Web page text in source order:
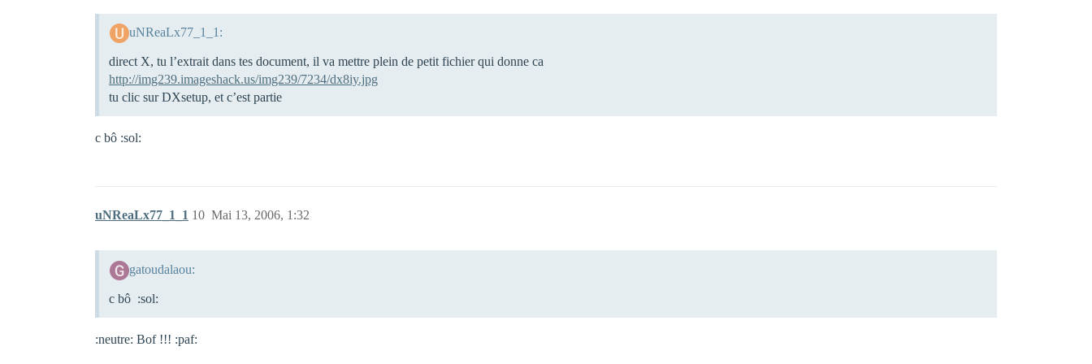
uNReaLx77_1_1:
direct X, tu l’extrait dans tes document, il va mettre plein de petit fichier qui donne ca
http://img239.imageshack.us/img239/7234/dx8iy.jpg
tu clic sur DXsetup, et c’est partie
c bô :sol:
uNReaLx77_1_1 Mai 13, 2006, 1:32
10
gatoudalaou:
c bô :sol:
:neutre: Bof !!! :paf: